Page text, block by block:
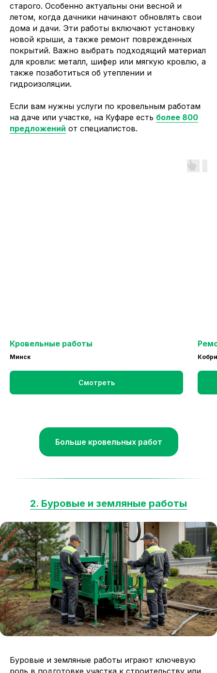
старого. Особенно актуальны они весной и
летом, когда дачники начинают обновлять свои
дома и дачи. Эти работы включают установку
новой крыши, а также ремонт поврежденных
покрытий. Важно выбрать подходящий материал
для кровли: металл, шифер или мягкую кровлю, а
также позаботиться об утеплении и
гидроизоляции.
Если вам нужны услуги по кровельным работам
на даче или участке, на Куфаре есть более 800
предложений от специалистов.
Кровельные работы
Минск
Смотреть
Больше кровельных работ
2. Буровые и земляные работы
Буровые и земляные работы играют ключевую